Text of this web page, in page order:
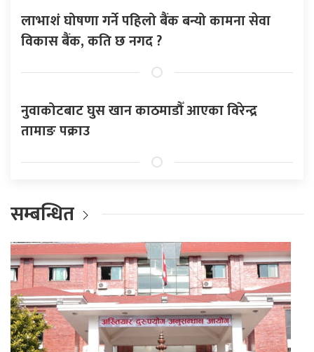
लाभाशं घोषणा गर्ने पहिलो बैंक बन्यो कामना सेवा
विकास बैंक, कति छ नगद ?
नुवाकोटबाट घुस खान काठमाडौँ आएका विरेन्द्र
तामाङ पक्राउ
सम्बन्धित